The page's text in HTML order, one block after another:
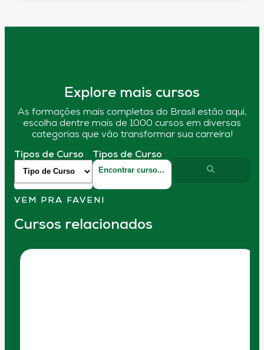
Explore mais cursos
As formações mais completas do Brasil estão aqui,
escolha dentre mais de 1000 cursos em diversas
categorias que vão transformar sua carreira!
Tipos de Curso Tipos de Curso
VEM PRA FAVENI
Cursos relacionados